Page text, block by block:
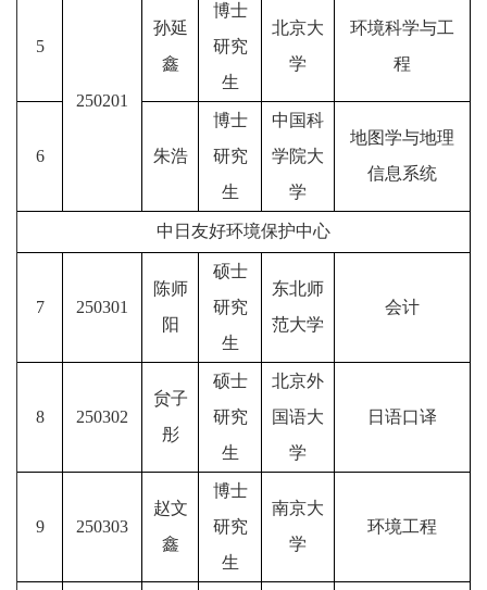
5
250201
孙延
鑫
博士
研究
生
北京大
学
环境科学与工
程
6 朱浩
博士
研究
生
中国科
学院大
学
地图学与地理
信息系统
中日友好环境保护中心
7 250301
陈师
阳
硕士
研究
生
东北师
范大学
会计
8 250302
贠子
彤
硕士
研究
生
北京外
国语大
学
日语口译
9 250303
赵文
鑫
博士
研究
生
南京大
学
环境工程